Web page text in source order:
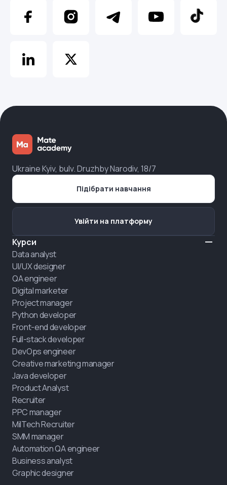
Ukraine Kyiv, bulv. Druzhby Narodiv, 18/7
Курси
Data analyst
UI/UX designer
QA engineer
Digital marketer
Project manager
Python developer
Front-end developer
Full-stack developer
DevOps engineer
Creative marketing manager
Java developer
Product Analyst
Recruiter
PPC manager
MilTech Recruiter
SMM manager
Automation QA engineer
Business analyst
Graphic designer
Підібрати навчання
Увійти на платформу